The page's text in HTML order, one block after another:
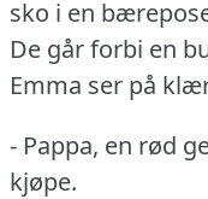
sko i en
De går forbi en
Emma ser på
- Pappa, en rød
kjøpe.